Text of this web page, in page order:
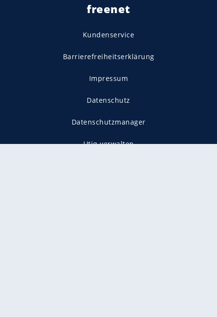
freenet
Kundenservice
Barrierefreiheitserklärung
Impressum
Datenschutz
Datenschutzmanager
Utiq verwalten